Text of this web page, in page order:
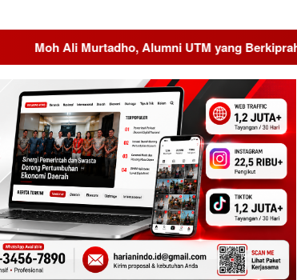
Alumni UTM yang Berkiprah dalam